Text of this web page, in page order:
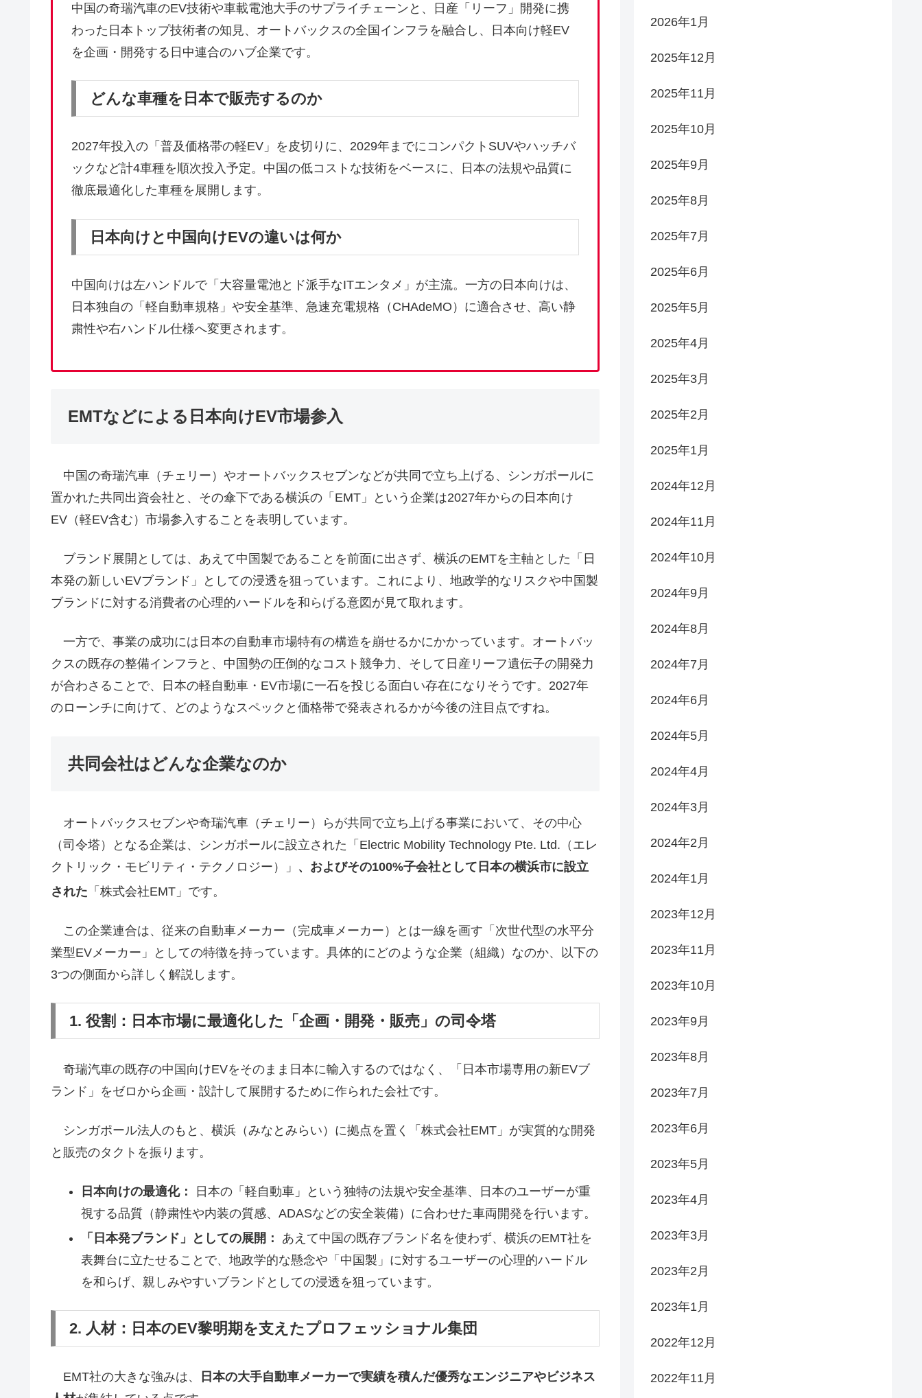
中国の奇瑞汽車のEV技術や車載電池大手のサプライチェーンと、日産「リーフ」開発に携
わった日本トップ技術者の知見、オートバックスの全国インフラを融合し、日本向け軽EV
を企画・開発する日中連合のハブ企業です。
どんな車種を日本で販売するのか
2027年投入の「普及価格帯の軽EV」を皮切りに、2029年までにコンパクトSUVやハッチバ
ックなど計4車種を順次投入予定。中国の低コストな技術をベースに、日本の法規や品質に
徹底最適化した車種を展開します。
日本向けと中国向けEVの違いは何か
中国向けは左ハンドルで「大容量電池とド派手なITエンタメ」が主流。一方の日本向けは、
日本独自の「軽自動車規格」や安全基準、急速充電規格（CHAdeMO）に適合させ、高い静
粛性や右ハンドル仕様へ変更されます。
EMTなどによる日本向けEV市場参入
中国の奇瑞汽車（チェリー）やオートバックスセブンなどが共同で立ち上げる、シンガポールに
置かれた共同出資会社と、その傘下である横浜の「EMT」という企業は2027年からの日本向け
EV（軽EV含む）市場参入することを表明しています。
ブランド展開としては、あえて中国製であることを前面に出さず、横浜のEMTを主軸とした「日
本発の新しいEVブランド」としての浸透を狙っています。これにより、地政学的なリスクや中国製
ブランドに対する消費者の心理的ハードルを和らげる意図が見て取れます。
一方で、事業の成功には日本の自動車市場特有の構造を崩せるかにかかっています。オートバッ
クスの既存の整備インフラと、中国勢の圧倒的なコスト競争力、そして日産リーフ遺伝子の開発力
が合わさることで、日本の軽自動車・EV市場に一石を投じる面白い存在になりそうです。2027年
のローンチに向けて、どのようなスペックと価格帯で発表されるかが今後の注目点ですね。
共同会社はどんな企業なのか
オートバックスセブンや奇瑞汽車（チェリー）らが共同で立ち上げる事業において、その中心
（司令塔）となる企業は、シンガポールに設立された「Electric Mobility Technology Pte. Ltd.（エレ
クトリック・モビリティ・テクノロジー）」 、およびその100%子会社として日本の横浜市に設立
された 「株式会社EMT」です。
この企業連合は、従来の自動車メーカー（完成車メーカー）とは一線を画す「次世代型の水平分
業型EVメーカー」としての特徴を持っています。具体的にどのような企業（組織）なのか、以下の
3つの側面から詳しく解説します。
1. 役割：日本市場に最適化した「企画・開発・販売」の司令塔
奇瑞汽車の既存の中国向けEVをそのまま日本に輸入するのではなく、「日本市場専用の新EVブ
ランド」をゼロから企画・設計して展開するために作られた会社です。
シンガポール法人のもと、横浜（みなとみらい）に拠点を置く「株式会社EMT」が実質的な開発
と販売のタクトを振ります。
日本向けの最適化：
日本の「軽自動車」という独特の法規や安全基準、日本のユーザーが重
視する品質（静粛性や内装の質感、ADASなどの安全装備）に合わせた車両開発を行います。
「日本発ブランド」としての展開：
あえて中国の既存ブランド名を使わず、横浜のEMT社を
表舞台に立たせることで、地政学的な懸念や「中国製」に対するユーザーの心理的ハードル
を和らげ、親しみやすいブランドとしての浸透を狙っています。
2. 人材：日本のEV黎明期を支えたプロフェッショナル集団
EMT社の大きな強みは、
日本の大手自動車メーカーで実績を積んだ優秀なエンジニアやビジネス
2026年1月
2025年12月
2025年11月
2025年10月
2025年9月
2025年8月
2025年7月
2025年6月
2025年5月
2025年4月
2025年3月
2025年2月
2025年1月
2024年12月
2024年11月
2024年10月
2024年9月
2024年8月
2024年7月
2024年6月
2024年5月
2024年4月
2024年3月
2024年2月
2024年1月
2023年12月
2023年11月
2023年10月
2023年9月
2023年8月
2023年7月
2023年6月
2023年5月
2023年4月
2023年3月
2023年2月
2023年1月
2022年12月
2022年11月